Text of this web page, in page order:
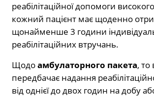
реабілітаційної допомоги
кожний пацієнт має щоденно
щонайменше 3 години
реабілітаційних втручань.
Щодоамбулаторного пакета, то
передбачає надання
від однієї до двох годин на добу